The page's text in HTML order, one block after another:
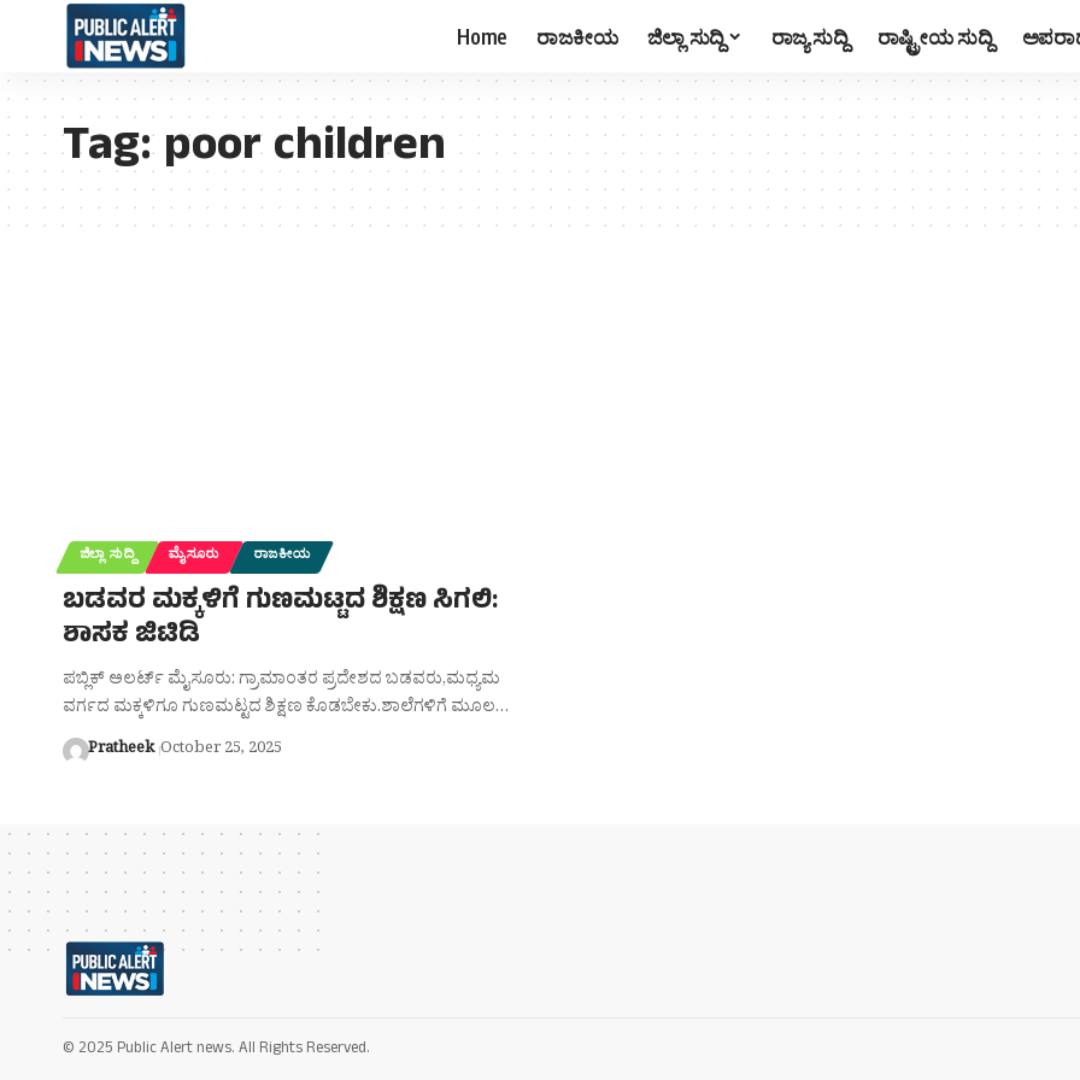
Home ರಾಜಕೀಯ ಜಿಲ್ಲಾ ಸುದ್ದಿ ರಾಜ್ಯ ಸುದ್ದಿ ರಾಷ್ಟ್ರೀಯ ಸುದ್ದಿ
Tag:poor children
ಜಿಲ್ಲಾ ಸುದ್ದಿ ಮೈಸೂರು ರಾಜಕೀಯ
ಬಡವರ ಮಕ್ಕಳಿಗೆ ಗುಣಮಟ್ಟದ ಶಿಕ್ಷಣ ಸಿಗಲಿ:
ಶಾಸಕ ಜಿಟಿಡಿ
ಪಬ್ಲಿಕ್ ಅಲರ್ಟ್ ಮೈಸೂರು: ಗ್ರಾಮಾಂತರ ಪ್ರದೇಶದ ಬಡವರು,ಮಧ್ಯಮ
ವರ್ಗದ ಮಕ್ಕಳಿಗೂ ಗುಣಮಟ್ಟದ ಶಿಕ್ಷಣ ಕೊಡಬೇಕು.ಶಾಲೆಗಳಿಗೆ ಮೂಲ…
Pratheek October 25, 2025
© 2025 Public Alert news. All Rights Reserved.